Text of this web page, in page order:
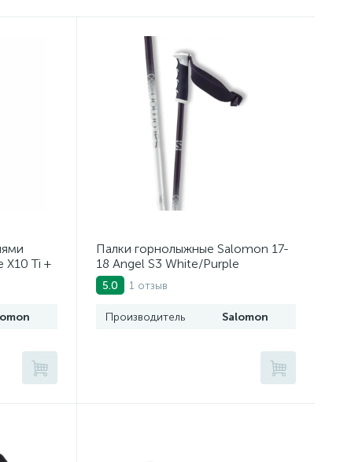
X10 Ti +
Палки горнолыжные Salomon 17-
18 Angel S3 White/Purple
5.0 1 отзыв
Производитель Salomon